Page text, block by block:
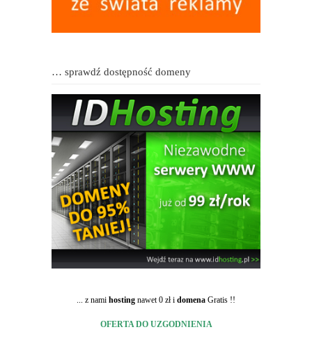
… sprawdź dostępność domeny
... z nami hosting nawet 0 zł i domena Gratis !!
OFERTA DO UZGODNIENIA